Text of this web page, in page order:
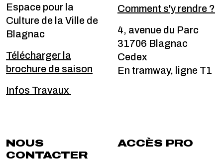
Espace pour la
Culture de la Ville de
Blagnac
Télécharger la
brochure de saison
Infos Travaux
Comment s'y rendre ?
4, avenue du Parc
31706 Blagnac
Cedex
En tramway, ligne T1
NOUS
CONTACTER
ACCÈS PRO